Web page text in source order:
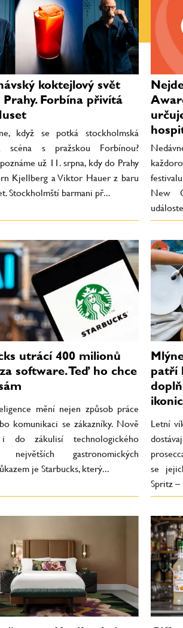
koktejlový svět
Forbína přivítá
když se potká stockholmská
scéna s pražskou Forbínou?
už 11. srpna, kdy do Prahy
Kjellberg a Viktor Hauer z baru
Stockholmští barmani př...
New
utrácí 400 milionů
software. Teď ho chce
mění nejen způsob práce
komunikaci se zákazníky. Nově
i do zákulisí technologického
největších gastronomických
je Starbucks, který...
patří
Letní
se
Spritz